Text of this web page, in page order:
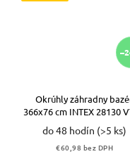
Okrúhly záhradny
366x76 cm INTEX 28130
do 48 hodín (>5 ks)
€60,98 bez DPH